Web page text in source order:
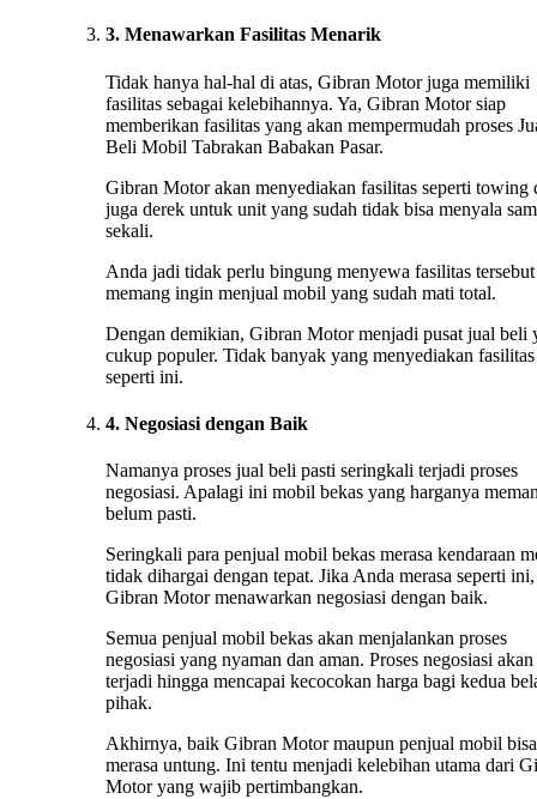
3. Menawarkan Fasilitas Menarik
Tidak hanya hal-hal di atas, Gibran Motor juga memiliki
fasilitas sebagai kelebihannya. Ya, Gibran Motor siap
memberikan fasilitas yang akan mempermudah proses
Beli Mobil Tabrakan Babakan Pasar.
Gibran Motor akan menyediakan fasilitas seperti towing
juga derek untuk unit yang sudah tidak bisa menyala
sekali.
Anda jadi tidak perlu bingung menyewa fasilitas
memang ingin menjual mobil yang sudah mati total.
Dengan demikian, Gibran Motor menjadi pusat jual beli
cukup populer. Tidak banyak yang menyediakan fasilitas
seperti ini.
4. Negosiasi dengan Baik
Namanya proses jual beli pasti seringkali terjadi proses
negosiasi. Apalagi ini mobil bekas yang harganya
belum pasti.
Seringkali para penjual mobil bekas merasa kendaraan
tidak dihargai dengan tepat. Jika Anda merasa seperti ini,
Gibran Motor menawarkan negosiasi dengan baik.
Semua penjual mobil bekas akan menjalankan proses
negosiasi yang nyaman dan aman. Proses negosiasi akan
terjadi hingga mencapai kecocokan harga bagi kedua
pihak.
Akhirnya, baik Gibran Motor maupun penjual mobil bisa
merasa untung. Ini tentu menjadi kelebihan utama dari
Motor yang wajib pertimbangkan.